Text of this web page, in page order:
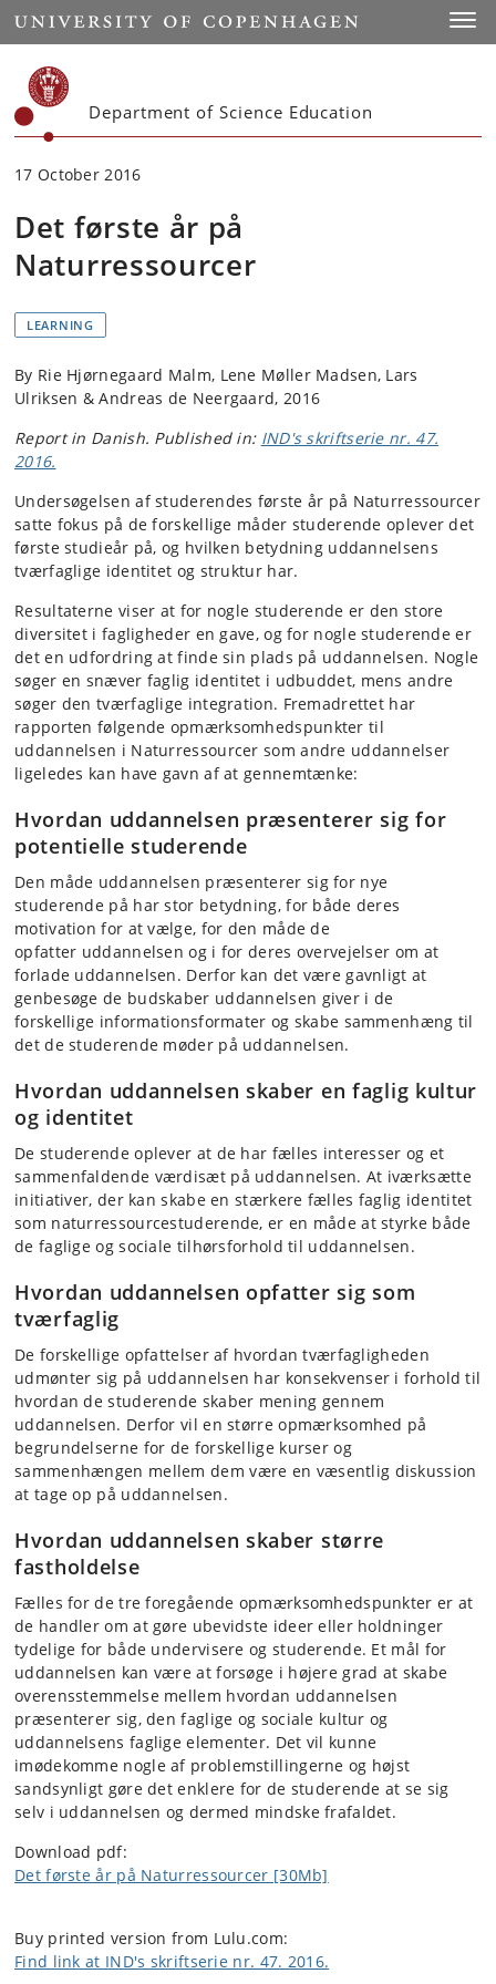
Start
Department of Science Education
17 October 2016
Det første år på
Naturressourcer
LEARNING
By Rie Hjørnegaard Malm, Lene Møller Madsen, Lars
Ulriksen & Andreas de Neergaard, 2016
Report in Danish. Published in: IND's skriftserie nr. 47.
2016.
Undersøgelsen af studerendes første år på Naturressourcer
satte fokus på de forskellige måder studerende oplever det
første studieår på, og hvilken betydning uddannelsens
tværfaglige identitet og struktur har.
Resultaterne viser at for nogle studerende er den store
diversitet i fagligheder en gave, og for nogle studerende er
det en udfordring at finde sin plads på uddannelsen. Nogle
søger en snæver faglig identitet i udbuddet, mens andre
søger den tværfaglige integration. Fremadrettet har
rapporten følgende opmærksomhedspunkter til
uddannelsen i Naturressourcer som andre uddannelser
ligeledes kan have gavn af at gennemtænke:
Hvordan uddannelsen præsenterer sig for
potentielle studerende
Den måde uddannelsen præsenterer sig for nye
studerende på har stor betydning, for både deres
motivation for at vælge, for den måde de
opfatter uddannelsen og i for deres overvejelser om at
forlade uddannelsen. Derfor kan det være gavnligt at
genbesøge de budskaber uddannelsen giver i de
forskellige informationsformater og skabe sammenhæng til
det de studerende møder på uddannelsen.
Hvordan uddannelsen skaber en faglig kultur
og identitet
De studerende oplever at de har fælles interesser og et
sammenfaldende værdisæt på uddannelsen. At iværksætte
initiativer, der kan skabe en stærkere fælles faglig identitet
som naturressourcestuderende, er en måde at styrke både
de faglige og sociale tilhørsforhold til uddannelsen.
Hvordan uddannelsen opfatter sig som
tværfaglig
De forskellige opfattelser af hvordan tværfagligheden
udmønter sig på uddannelsen har konsekvenser i forhold til
hvordan de studerende skaber mening gennem
uddannelsen. Derfor vil en større opmærksomhed på
begrundelserne for de forskellige kurser og
sammenhængen mellem dem være en væsentlig diskussion
at tage op på uddannelsen.
Hvordan uddannelsen skaber større
fastholdelse
Fælles for de tre foregående opmærksomhedspunkter er at
de handler om at gøre ubevidste ideer eller holdninger
tydelige for både undervisere og studerende. Et mål for
uddannelsen kan være at forsøge i højere grad at skabe
overensstemmelse mellem hvordan uddannelsen
præsenterer sig, den faglige og sociale kultur og
uddannelsens faglige elementer. Det vil kunne
imødekomme nogle af problemstillingerne og højst
sandsynligt gøre det enklere for de studerende at se sig
selv i uddannelsen og dermed mindske frafaldet.
Download pdf:
Det første år på Naturressourcer [30Mb]
Buy printed version from Lulu.com:
Find link at IND's skriftserie nr. 47. 2016.